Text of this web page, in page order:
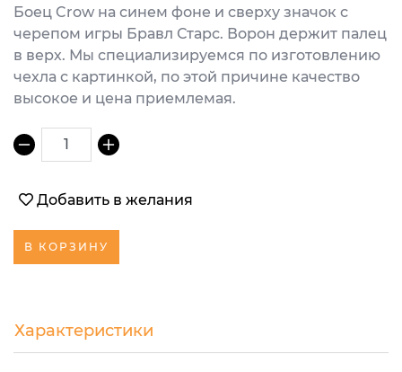
Боец Crow на синем фоне и сверху значок с
черепом игры Бравл Старс. Ворон держит палец
в верх. Мы специализируемся по изготовлению
чехла с картинкой, по этой причине качество
высокое и цена приемлемая.
1
Добавить в желания
В КОРЗИНУ
Характеристики